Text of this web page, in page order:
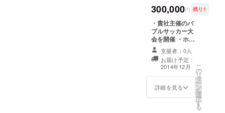
送りします ・バ
ブルサッカー写
真データをお送
りします ・1年
間Facebook
ページにて「協
賛企業」として
名前掲載
300,000円 残り1
・貴社主催のバ
ブルサッカー大
会を開催 ・ホー
ムページに1年間
バナー掲載 ・バ
ブルサッカー
チーム参加券6枚
（愛知県開催の
ためプレゼント
可） ・オリジナ
支援者：0人
お届け予定：
2014年12月
詳細を見る
こ
の
リ
タ
ー
ン
を
選
択
す
る